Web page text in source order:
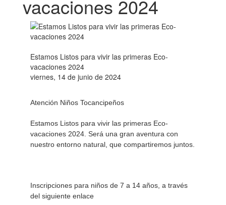
vacaciones 2024
Estamos Listos para vivir las primeras Eco-
vacaciones 2024
viernes, 14 de junio de 2024
Atención Niños Tocancipeños
Estamos Listos para vivir las primeras Eco-
vacaciones 2024. Será una gran aventura con
nuestro entorno natural, que compartiremos juntos.
Inscripciones para niños de 7 a 14 años, a través
del siguiente enlace